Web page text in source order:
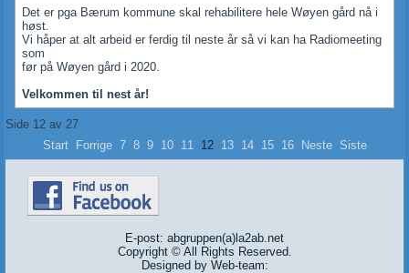
Det er pga Bærum kommune skal rehabilitere hele Wøyen gård nå i
høst.
Vi håper at alt arbeid er ferdig til neste år så vi kan ha Radiomeeting
som
før på Wøyen gård i 2020.
Velkommen til nest år!
Side 12 av 27
Start
Forrige 7 8 9 10 11 12 13 14 15 16 Neste Siste
E-post: abgruppen(a)la2ab.net
Copyright © All Rights Reserved.
Designed by Web-team: